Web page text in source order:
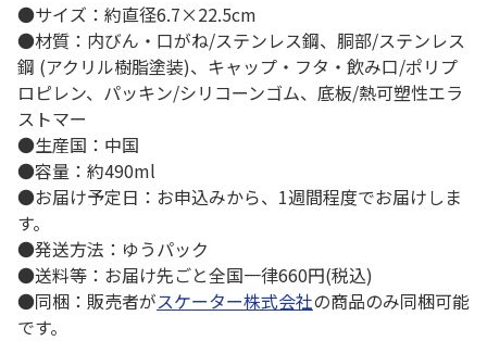
●サイズ：約直径6.7×22.5cm
●材質：内びん・口がね/ステンレス鋼、胴部/ステンレス
鋼 (アクリル樹脂塗装)、キャップ・フタ・飲み口/ポリプ
ロピレン、パッキン/シリコーンゴム、底板/熱可塑性エラ
ストマー
●生産国：中国
●容量：約490ml
●お届け予定日：お申込みから、1週間程度でお届けしま
す。
●発送方法：ゆうパック
●送料等：お届け先ごと全国一律660円(税込)
●同梱：販売者がスケーター株式会社の商品のみ同梱可能
です。